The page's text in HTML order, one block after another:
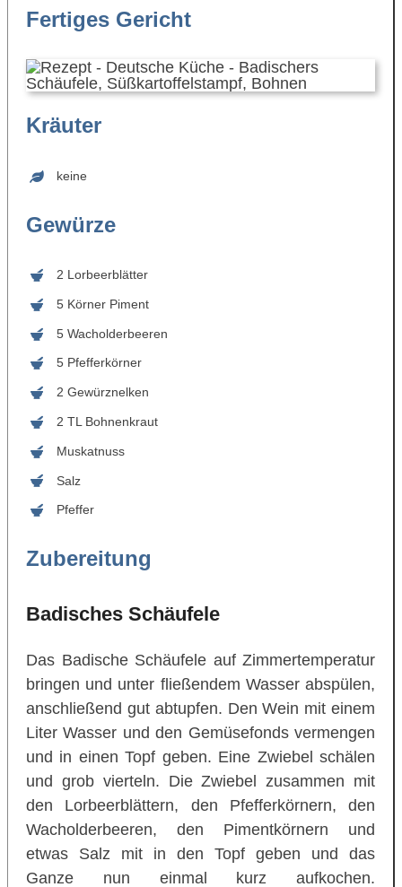
Fertiges Gericht
Kräuter
keine
Gewürze
2 Lorbeerblätter
5 Körner Piment
5 Wacholderbeeren
5 Pfefferkörner
2 Gewürznelken
2 TL Bohnenkraut
Muskatnuss
Salz
Pfeffer
Zubereitung
Badisches Schäufele
Das Badische Schäufele auf Zimmertemperatur
bringen und unter fließendem Wasser abspülen,
anschließend gut abtupfen. Den Wein mit einem
Liter Wasser und den Gemüsefonds vermengen
und in einen Topf geben. Eine Zwiebel schälen
und grob vierteln. Die Zwiebel zusammen mit
den Lorbeerblättern, den Pfefferkörnern, den
Wacholderbeeren, den Pimentkörnern und
etwas Salz mit in den Topf geben und das
Ganze nun einmal kurz aufkochen.